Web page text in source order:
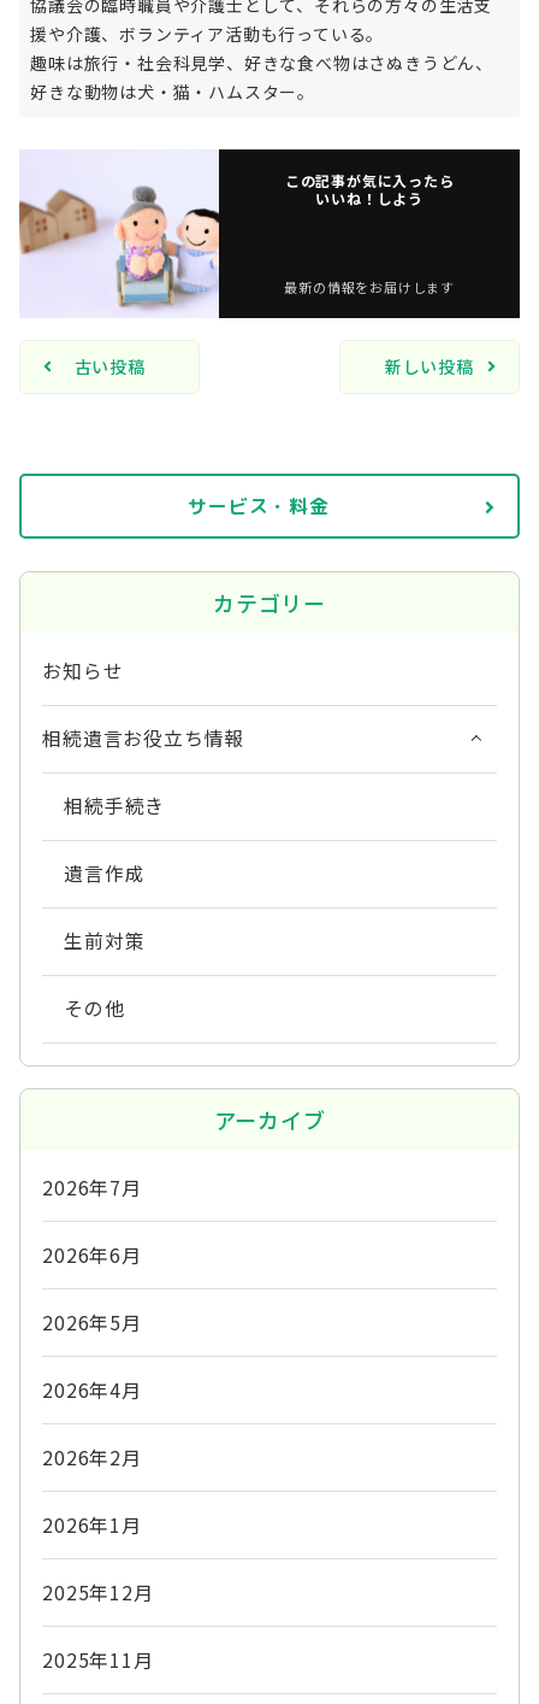
援や介護、ボランティア活動も行っている。
趣味は旅行・社会科見学、好きな食べ物はさぬきうどん、
好きな動物は犬・猫・ハムスター。
この記事が気に入ったら
いいね！しよう
最新の情報をお届けします
古い投稿 新しい投稿
サービス・料金
カテゴリー
お知らせ
相続遺言お役立ち情報
相続手続き
遺言作成
生前対策
その他
アーカイブ
2026年7月
2026年6月
2026年5月
2026年4月
2026年2月
2026年1月
2025年12月
2025年11月